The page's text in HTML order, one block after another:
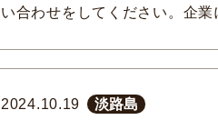
い合わせをしてください。企業
2024.10.19 淡路島